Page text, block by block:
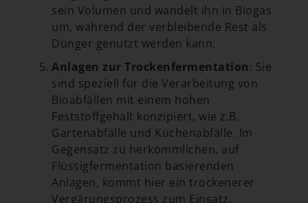
sein Volumen und wandelt ihn in Biogas
um, während der verbleibende Rest als
Dünger genutzt werden kann.
Anlagen zur Trockenfermentation: Sie
sind speziell für die Verarbeitung von
Bioabfällen mit einem hohen
Feststoffgehalt konzipiert, wie z.B.
Gartenabfälle und Küchenabfälle. Im
Gegensatz zu herkömmlichen, auf
Flüssigfermentation basierenden
Anlagen, kommt hier ein trockenerer
Vergärungsprozess zum Einsatz.